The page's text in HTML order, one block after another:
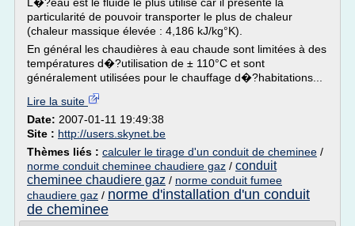
particularité de pouvoir transporter le plus de chaleur
(chaleur massique élevée : 4,186 kJ/kg°K).
En général les chaudières à eau chaude sont limitées à des
températures d�?utilisation de ± 110°C et sont
généralement utilisées pour le chauffage d�?habitations...
Lire la suite
Date: 2007-01-11 19:49:38
Site : http://users.skynet.be
Thèmes liés : calculer le tirage d'un conduit de cheminee /
norme conduit cheminee chaudiere gaz / conduit
cheminee chaudiere gaz / norme conduit fumee
chaudiere gaz / norme d'installation d'un conduit
de cheminee